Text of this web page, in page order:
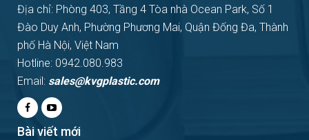
Địa chỉ: Phòng 403, Tầng 4 Tòa nhà Ocean Park, Số 1
Đào Duy Anh, Phường Phương Mai, Quận Đống Đa, Thành
phố Hà Nội, Việt Nam
Hotline: 0942.080.983
Email: sales@kvgplastic.com
Bài viết mới